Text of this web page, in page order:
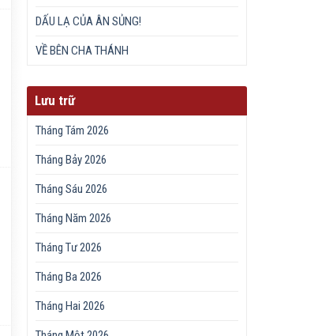
DẤU LẠ CỦA ÂN SỦNG!
VỀ BÊN CHA THÁNH
Lưu trữ
Tháng Tám 2026
Tháng Bảy 2026
Tháng Sáu 2026
Tháng Năm 2026
Tháng Tư 2026
Tháng Ba 2026
Tháng Hai 2026